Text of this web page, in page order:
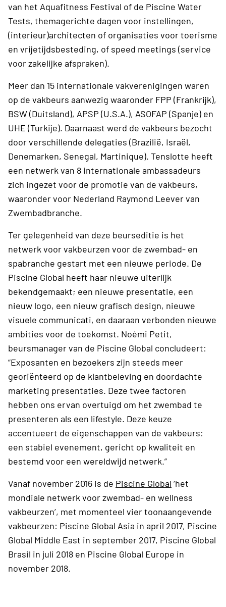
van het Aquafitness Festival of de Piscine Water
Tests, themagerichte dagen voor instellingen,
(interieur)architecten of organisaties voor toerisme
en vrijetijdsbesteding, of speed meetings (service
voor zakelijke afspraken).
Meer dan 15 internationale vakverenigingen waren
op de vakbeurs aanwezig waaronder FPP (Frankrijk),
BSW (Duitsland), APSP (U.S.A.), ASOFAP (Spanje) en
UHE (Turkije). Daarnaast werd de vakbeurs bezocht
door verschillende delegaties (Brazilië, Israël,
Denemarken, Senegal, Martinique). Tenslotte heeft
een netwerk van 8 internationale ambassadeurs
zich ingezet voor de promotie van de vakbeurs,
waaronder voor Nederland Raymond Leever van
Zwembadbranche.
Ter gelegenheid van deze beurseditie is het
netwerk voor vakbeurzen voor de zwembad- en
spabranche gestart met een nieuwe periode. De
Piscine Global heeft haar nieuwe uiterlijk
bekendgemaakt; een nieuwe presentatie, een
nieuw logo, een nieuw grafisch design, nieuwe
visuele communicati, en daaraan verbonden nieuwe
ambities voor de toekomst. Noémi Petit,
beursmanager van de Piscine Global concludeert:
“Exposanten en bezoekers zijn steeds meer
georiënteerd op de klantbeleving en doordachte
marketing presentaties. Deze twee factoren
hebben ons ervan overtuigd om het zwembad te
presenteren als een lifestyle. Deze keuze
accentueert de eigenschappen van de vakbeurs:
een stabiel evenement, gericht op kwaliteit en
bestemd voor een wereldwijd netwerk.”
Vanaf november 2016 is de Piscine Global ‘het
mondiale netwerk voor zwembad- en wellness
vakbeurzen’, met momenteel vier toonaangevende
vakbeurzen: Piscine Global Asia in april 2017, Piscine
Global Middle East in september 2017, Piscine Global
Brasil in juli 2018 en Piscine Global Europe in
november 2018.